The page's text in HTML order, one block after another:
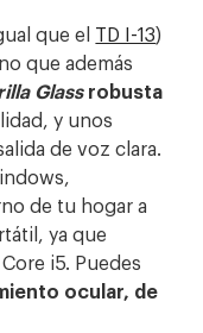
que el TD I-13)
que además
Glassrobusta
y unos
de voz clara.
de tu hogar a
ya que
i5. Puedes
ocular, de